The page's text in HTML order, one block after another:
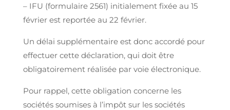
– IFU (formulaire 2561) initialement fixée au 15
février est reportée au 22 février.
Un délai supplémentaire est donc accordé pour
effectuer cette déclaration, qui doit être
obligatoirement réalisée par voie électronique.
Pour rappel, cette obligation concerne les
sociétés soumises à l’impôt sur les sociétés